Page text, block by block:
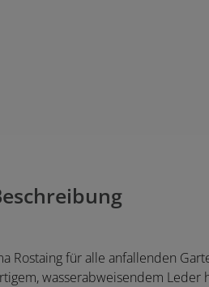
Rostaing für alle anfallenden
wasserabweisendem Leder